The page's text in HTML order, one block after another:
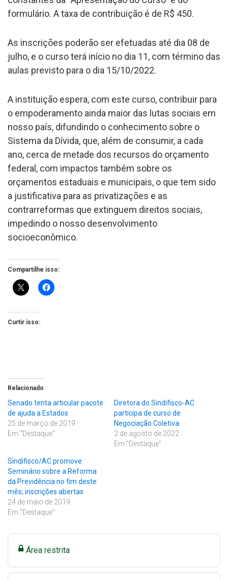
formulário. A taxa de contribuição é de R$ 450.
As inscrições poderão ser efetuadas até dia 08 de
julho, e o curso terá início no dia 11, com término das
aulas previsto para o dia 15/10/2022.
A instituição espera, com este curso, contribuir para
o empoderamento ainda maior das lutas sociais em
nosso país, difundindo o conhecimento sobre o
Sistema da Dívida, que, além de consumir, a cada
ano, cerca de metade dos recursos do orçamento
federal, com impactos também sobre os
orçamentos estaduais e municipais, o que tem sido
a justificativa para as privatizações e as
contrarreformas que extinguem direitos sociais,
impedindo o nosso desenvolvimento
socioeconômico.
Compartilhe isso:
Curtir isso:
Relacionado
Senado tenta articular pacote
de ajuda a Estados
25 de março de 2019
Em "Destaque"
Diretora do Sindifisco-AC
participa de curso de
Negociação Coletiva
2 de agosto de 2022
Em "Destaque"
Sindifisco/AC promove
Seminário sobre a Reforma
da Previdência no fim deste
mês; inscrições abertas
24 de maio de 2019
Em "Destaque"
Área restrita